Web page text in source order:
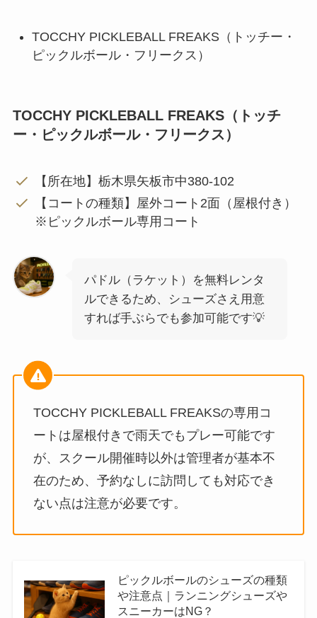
TOCCHY PICKLEBALL FREAKS（トッチー・
ピックルボール・フリークス）
TOCCHY PICKLEBALL FREAKS（トッチ
ー・ピックルボール・フリークス）
【所在地】栃木県矢板市中380-102
【コートの種類】屋外コート2面（屋根付き）
※ピックルボール専用コート
パドル（ラケット）を無料レンタ
ルできるため、シューズさえ用意
すれば手ぶらでも参加可能です💡
TOCCHY PICKLEBALL FREAKSの専用コ
ートは屋根付きで雨天でもプレー可能です
が、スクール開催時以外は管理者が基本不
在のため、予約なしに訪問しても対応でき
ない点は注意が必要です。
ピックルボールのシューズの種類
や注意点｜ランニングシューズや
スニーカーはNG？